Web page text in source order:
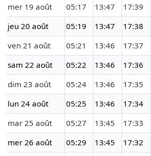
mer 19 août
05:17 13:47 17:39
jeu 20 août
05:19 13:47 17:38
ven 21 août
05:21 13:46 17:37
sam 22 août
05:22 13:46 17:36
dim 23 août
05:24 13:46 17:35
lun 24 août
05:25 13:46 17:34
mar 25 août
05:27 13:45 17:33
mer 26 août
05:29 13:45 17:32